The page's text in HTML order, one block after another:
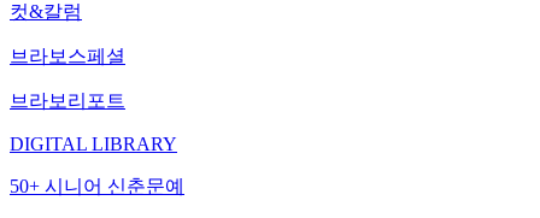
컷&칼럼
브라보스페셜
브라보리포트
DIGITAL LIBRARY
50+ 시니어 신춘문예